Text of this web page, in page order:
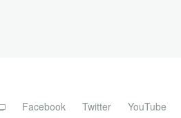
Facebook Twitter YouTube